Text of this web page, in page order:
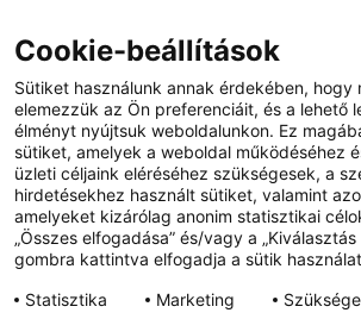
Viszonteladót keres az Ön közelében? Nem
YouTube Facebook
Cookie-beállítások
Sütiket használunk annak érdekében, hogy
elemezzük az Ön preferenciáit, és a lehető
élményt nyújtsuk weboldalunkon. Ez
sütiket, amelyek a weboldal működéséhez
üzleti céljaink eléréséhez szükségesek, a
hirdetésekhez használt sütiket, valamint
amelyeket kizárólag anonim statisztikai
„Összes elfogadása” és/vagy a
gombra kattintva elfogadja a sütik
Statisztika
Marketing